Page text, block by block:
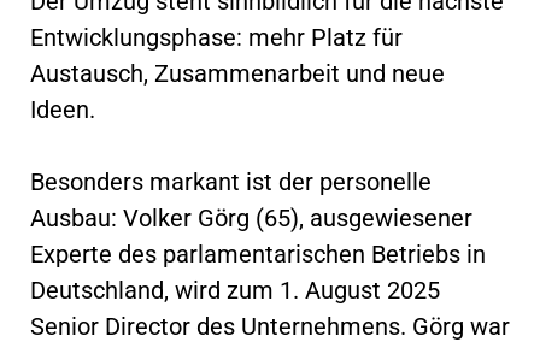
Entwicklungsphase: mehr Platz für
Austausch, Zusammenarbeit und neue
Ideen.
Besonders markant ist der personelle
Ausbau: Volker Görg (65), ausgewiesener
Experte des parlamentarischen Betriebs in
Deutschland, wird zum 1. August 2025
Senior Director des Unternehmens. Görg war